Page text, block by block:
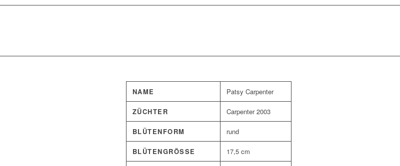
NAME Patsy Carpenter
ZÜCHTER Carpenter 2003
BLÜTENFORM rund
BLÜTENGRÖSSE 17,5 cm